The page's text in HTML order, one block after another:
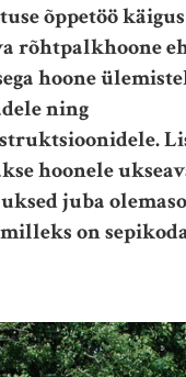
õppetöö
rõhtpalkhoone
hoone
ning
hoonele
juba
on